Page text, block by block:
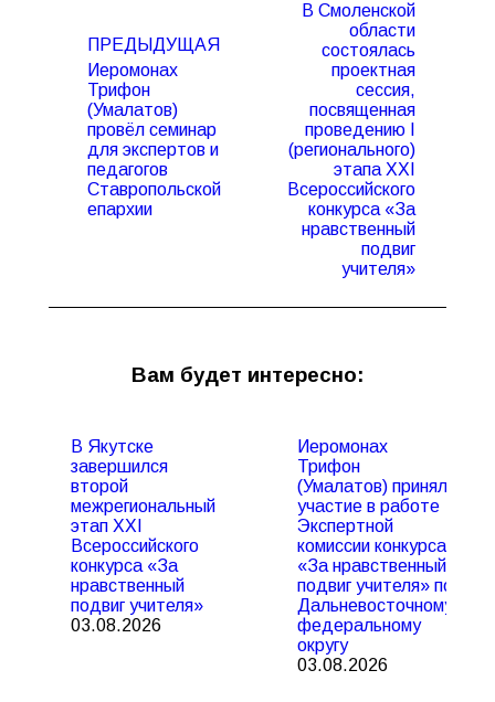
ПРЕДЫДУЩАЯ
Предыдущая
запись:
Иеромонах
Трифон
(Умалатов)
провёл семинар
для экспертов и
педагогов
Ставропольской
епархии
Следующая
запись:
В Смоленской
области
состоялась
проектная
сессия,
посвященная
проведению I
(регионального)
этапа XXI
Всероссийского
конкурса «За
нравственный
подвиг
учителя»
Вам будет интересно:
В Якутске
завершился
второй
межрегиональный
этап XXI
Всероссийского
конкурса «За
нравственный
подвиг учителя»
03.08.2026
Иеромонах
Трифон
(Умалатов) принял
участие в работе
Экспертной
комиссии конкурса
«За нравственный
подвиг учителя» по
Дальневосточному
федеральному
округу
03.08.2026